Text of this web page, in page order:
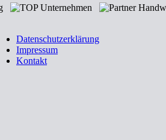
Datenschutzerklärung
Impressum
Kontakt